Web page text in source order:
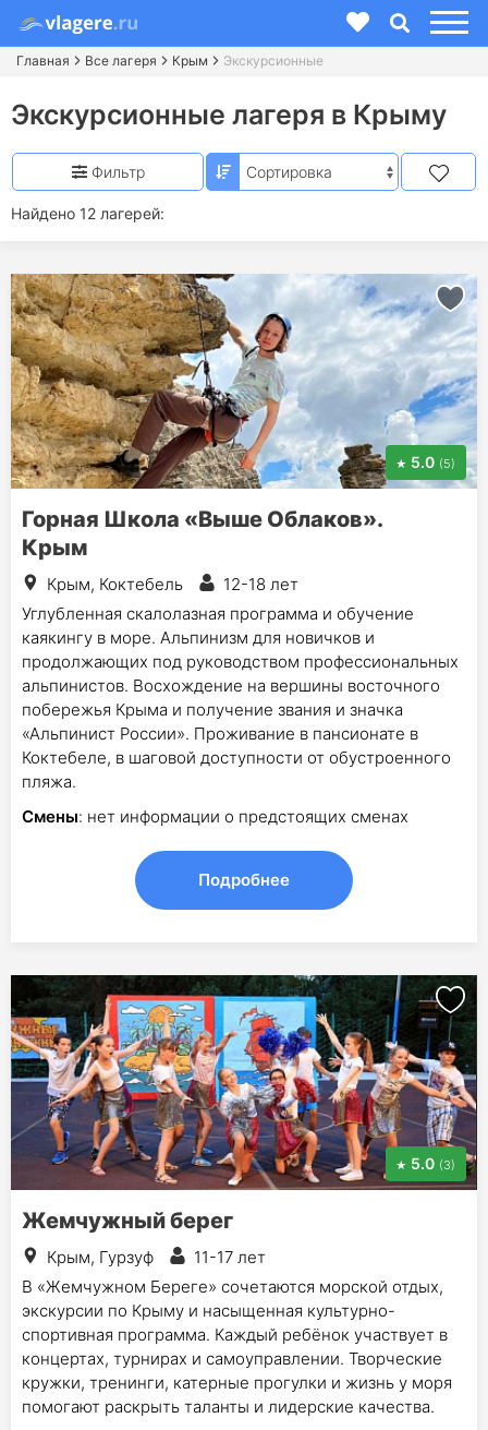
Главная Все лагеря Крым Экскурсионные
Экскурсионные лагеря в Крыму
Найдено 12 лагерей:
Фильтр
5.0 (5)
Горная Школа «Выше Облаков».
Крым
Крым, Коктебель
12-18 лет
Углубленная скалолазная программа и обучение
каякингу в море. Альпинизм для новичков и
продолжающих под руководством профессиональных
альпинистов. Восхождение на вершины восточного
побережья Крыма и получение звания и значка
«Альпинист России». Проживание в пансионате в
Коктебеле, в шаговой доступности от обустроенного
пляжа.
Смены: нет информации о предстоящих сменах
Подробнее
5.0 (3)
Жемчужный берег
Крым, Гурзуф
11-17 лет
В «Жемчужном Береге» сочетаются морской отдых,
экскурсии по Крыму и насыщенная культурно-
спортивная программа. Каждый ребёнок участвует в
концертах, турнирах и самоуправлении. Творческие
кружки, тренинги, катерные прогулки и жизнь у моря
помогают раскрыть таланты и лидерские качества.